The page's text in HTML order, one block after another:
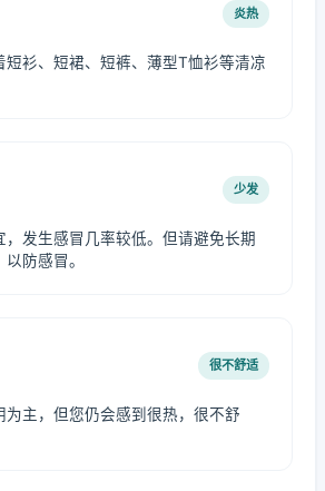
炎热
短衫、短裙、短裤、薄型T恤衫等清凉
少发
，发生感冒几率较低。但请避免长期
防感冒。
很不舒适
为主，但您仍会感到很热，很不舒